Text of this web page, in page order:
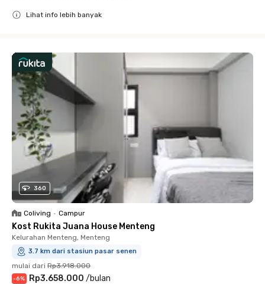
Lihat info lebih banyak
360
Coliving • Campur
Kost Rukita Juana House Menteng
Kelurahan Menteng, Menteng
3.7 km dari stasiun pasar senen
mulai dari Rp3.918.000
-6% Rp3.658.000 /bulan